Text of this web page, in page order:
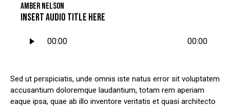
AMBER NELSON
Insert Audio Title Here
00:00 00:00
Sed ut perspiciatis, unde omnis iste natus error sit voluptatem
accusantium doloremque laudantium, totam rem aperiam
eaque ipsa, quae ab illo inventore veritatis et quasi architecto